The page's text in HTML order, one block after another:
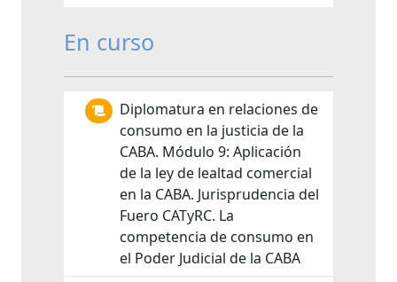
En curso
Diplomatura en relaciones de
consumo en la justicia de la
CABA. Módulo 9: Aplicación
de la ley de lealtad comercial
en la CABA. Jurisprudencia del
Fuero CATyRC. La
competencia de consumo en
el Poder Judicial de la CABA